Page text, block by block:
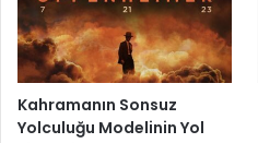
Kahramanın Sonsuz
Yolculuğu Modelinin Yol